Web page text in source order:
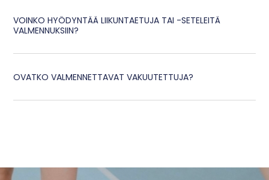
VOINKO HYÖDYNTÄÄ LIIKUNTAETUJA TAI -SETELEITÄ
VALMENNUKSIIN?
OVATKO VALMENNETTAVAT VAKUUTETTUJA?